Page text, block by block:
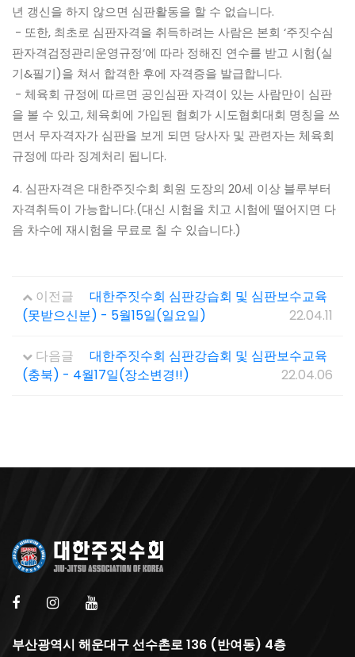
년 갱신을 하지 않으면 심판활동을 할 수 없습니다.
- 또한, 최초로 심판자격을 취득하려는 사람은 본회 ‘주짓수심
판자격검정관리운영규정’에 따라 정해진 연수를 받고 시험(실
기&필기)을 쳐서 합격한 후에 자격증을 발급합니다.
- 체육회 규정에 따르면 공인심판 자격이 있는 사람만이 심판
을 볼 수 있고, 체육회에 가입된 협회가 시도협회대회 명칭을 쓰
면서 무자격자가 심판을 보게 되면 당사자 및 관련자는 체육회
규정에 따라 징계처리 됩니다.
4. 심판자격은 대한주짓수회 회원 도장의 20세 이상 블루부터
자격취득이 가능합니다.(대신 시험을 치고 시험에 떨어지면 다
음 차수에 재시험을 무료로 칠 수 있습니다.)
이전글
대한주짓수회 심판강습회 및 심판보수교육
(못받으신분) - 5월15일(일요일)
22.04.11
다음글
대한주짓수회 심판강습회 및 심판보수교육
(충북) - 4월17일(장소변경!!)
22.04.06
부산광역시 해운대구 선수촌로 136 (반여동) 4층